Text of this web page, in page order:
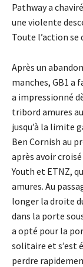
Pathway a
une violente
Toute l’action se
Après un
manches, GB1 a
a impressionné
tribord amures
jusqu’à la limite
Ben Cornish au
après avoir
Youth et ETNZ,
amures. Au
longer la droite
dans la porte
a opté pour la
solitaire et s’est
perdre